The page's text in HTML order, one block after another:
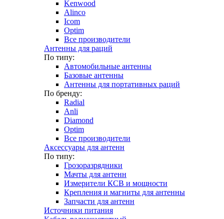
Kenwood
Alinco
Icom
Optim
Все производители
Антенны для раций
По типу:
Автомобильные антенны
Базовые антенны
Антенны для портативных раций
По бренду:
Radial
Anli
Diamond
Optim
Все производители
Аксессуары для антенн
По типу:
Грозоразрядники
Мачты для антенн
Измерители КСВ и мощности
Крепления и магниты для антенны
Запчасти для антенн
Источники питания